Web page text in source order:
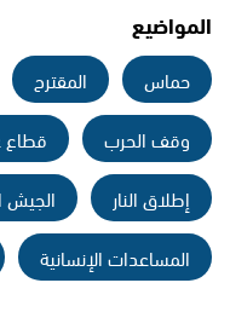
المواضيع
حماس المقترح
وقف الحرب
قطاع
إطلاق النار
الجيش
المساعدات الإنسانية